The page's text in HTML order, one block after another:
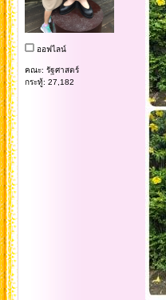
ออฟไลน์
คณะ: รัฐศาสตร์
กระทู้: 27,182